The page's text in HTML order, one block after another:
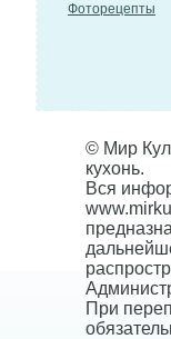
Фоторецепты
© Мир
кухонь.
Вся
При